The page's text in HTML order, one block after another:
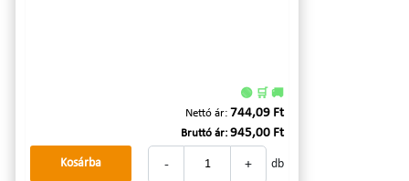
🟢 🛒 🚚
Nettó ár: 744,09 Ft
Bruttó ár: 945,00 Ft
- + db
Kosárba